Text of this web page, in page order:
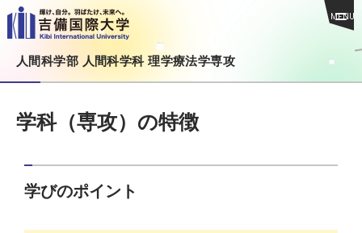
MENU
人間科学部 人間科学科 理学療法学専攻
学科（専攻）の特徴
学びのポイント